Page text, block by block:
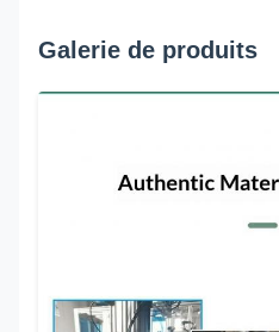
Galerie de produits